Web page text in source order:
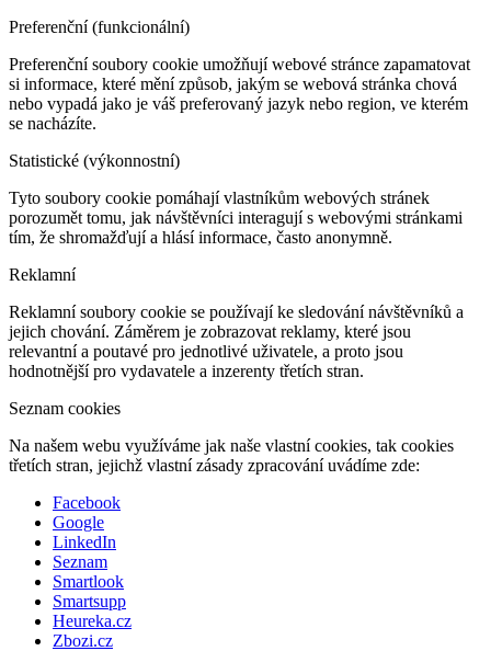
Preferenční (funkcionální)
Preferenční soubory cookie umožňují webové stránce zapamatovat
si informace, které mění způsob, jakým se webová stránka chová
nebo vypadá jako je váš preferovaný jazyk nebo region, ve kterém
se nacházíte.
Statistické (výkonnostní)
Tyto soubory cookie pomáhají vlastníkům webových stránek
porozumět tomu, jak návštěvníci interagují s webovými stránkami
tím, že shromažďují a hlásí informace, často anonymně.
Reklamní
Reklamní soubory cookie se používají ke sledování návštěvníků a
jejich chování. Záměrem je zobrazovat reklamy, které jsou
relevantní a poutavé pro jednotlivé uživatele, a proto jsou
hodnotnější pro vydavatele a inzerenty třetích stran.
Seznam cookies
Na našem webu využíváme jak naše vlastní cookies, tak cookies
třetích stran, jejichž vlastní zásady zpracování uvádíme zde:
Facebook
Google
LinkedIn
Seznam
Smartlook
Smartsupp
Heureka.cz
Zbozi.cz